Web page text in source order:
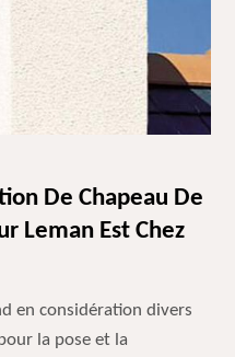
De Chapeau De
Leman Est Chez
en considération divers
la pose et la